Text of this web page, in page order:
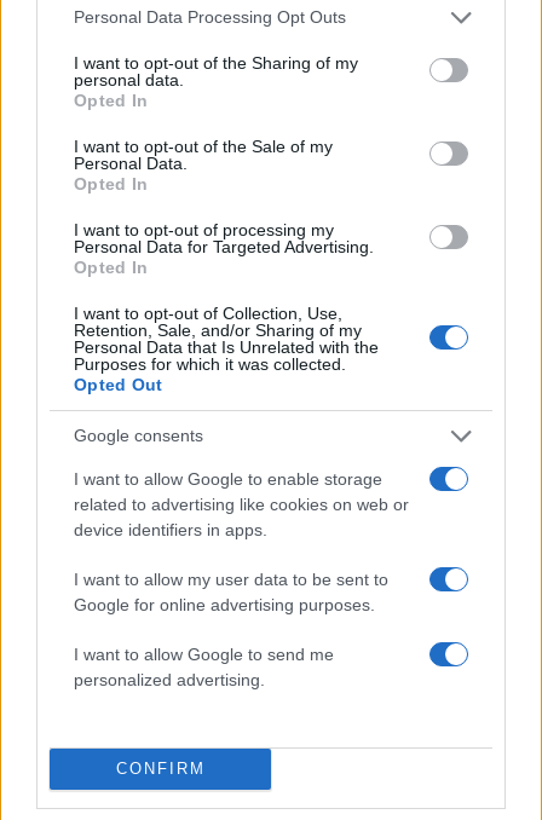
Please note that this website/app uses one or more Google
not limited to your visit or usage behaviour. You may click to
grant or deny consent to Google and its third-party tags to
use your data for below specified purposes in below Google
consent section.
Personal Data Processing Opt Outs
I want to opt-out of the Sharing of my
personal data.
Opted In
I want to opt-out of the Sale of my
Personal Data.
Opted In
I want to opt-out of processing my
Personal Data for Targeted Advertising.
Opted In
I want to opt-out of Collection, Use,
Retention, Sale, and/or Sharing of my
Personal Data that Is Unrelated with the
Purposes for which it was collected.
Opted Out
Google consents
I want to allow Google to enable storage
related to advertising like cookies on web or
device identifiers in apps.
I want to allow my user data to be sent to
Google for online advertising purposes.
I want to allow Google to send me
personalized advertising.
CONFIRM
Σχολίασε εδώ
50 /50
Υποβολή σχολίου
Όροι Χρήσης . Το site προστατεύεται από reCAPTCHA, ισχύουν
Πολιτική Απορρήτου&Όροι Χρήσηςτης Google.
ΚΑΡΚΙΝΟΣ
ΛΕΝΑ ΜΑΝΤΑ
Share:
Ακολουθήστε το Νewsit.gr στο
ενημερωθείτε πρώτοι για όλη την ειδησεογραφία και τα
Πιο δημοφιλή